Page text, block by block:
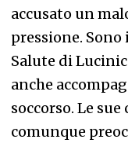
accusato un
pressione.
Salute di
anche
soccorso. Le
comunque